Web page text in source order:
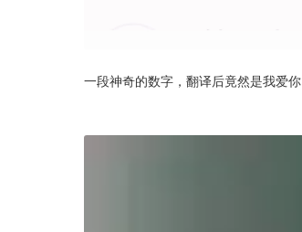
一段神奇的数字，翻译后竟然是我爱你